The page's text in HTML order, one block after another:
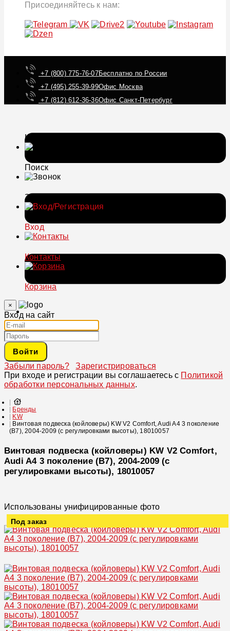
Присоединяйтесь к нам:
+7 (800) 775-76-07Бесплатно по России
+7 (495) 255-39-99Офис Москва
+7 (812) 612-36-36Офис Санкт-Петербург
Каталог
Поиск
Звонок
Вход
Контакты
Корзина
×
Вход на сайт
Войти
Забыли пароль?
Зарегистрироваться
При входе и регистрации вы соглашаетесь с Политикой
обработки персональных данных.
Бренды
KW
Винтовая подвеска (койловеры) KW V2 Comfort, Audi A4 3 поколение
(B7), 2004-2009 (с регулировками высоты), 18010057
Винтовая подвеска (койловеры) KW V2 Comfort,
Audi A4 3 поколение (B7), 2004-2009 (с
регулировками высоты), 18010057
Использованы унифицированные фото
Под заказ